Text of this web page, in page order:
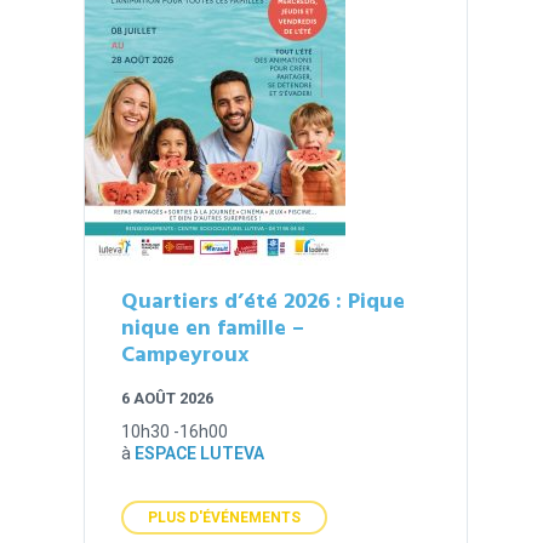
Quartiers d’été 2026 : Pique
nique en famille –
Campeyroux
6 AOÛT 2026
10h30 -16h00
à ESPACE LUTEVA
PLUS D'ÉVÉNEMENTS